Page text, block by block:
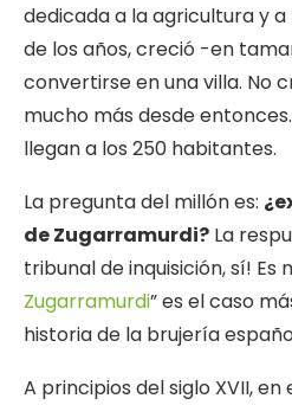
dedicada a la agricultura y
de los años, creció -en
convertirse en una villa. No
mucho más desde
llegan a los 250 habitantes.
La pregunta del millón es:
de Zugarramurdi? La
tribunal de inquisición, sí! Es
Zugarramurdi” es el caso
historia de la brujería
A principios del siglo XVII, en